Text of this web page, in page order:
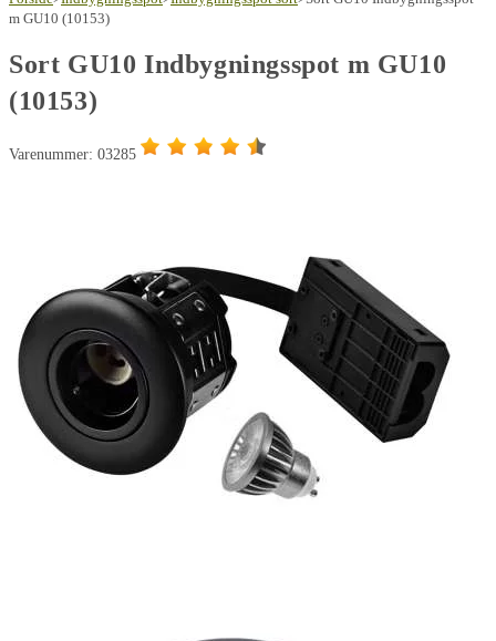
m
(10153)
antal
m GU10 (10153)
Sort GU10 Indbygningsspot m GU10
(10153)
Varenummer: 03285